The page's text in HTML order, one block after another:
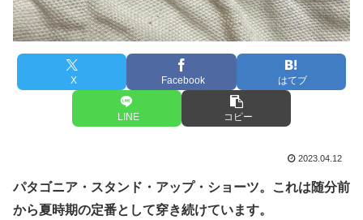
X Facebook はてブ
LINE コピー
2023.04.12
パタゴニア・スタンド・アップ・ショーツ。これは随分前
から夏時期の定番として穿き続けています。